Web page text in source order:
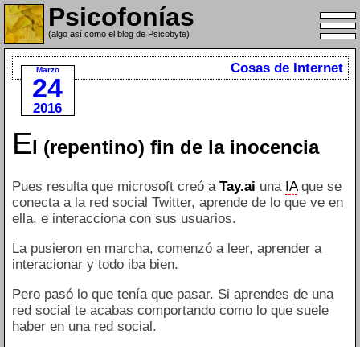
Psicofonías
(algo así como el blog de Psicobyte)
Marzo
24
2016
Cosas de Internet
El (repentino) fin de la inocencia
Pues resulta que microsoft creó a Tay.ai una IAque se
conecta a la red social Twitter, aprende de lo que ve en
ella, e interacciona con sus usuarios.
La pusieron en marcha, comenzó a leer, aprender a
interacionar y todo iba bien.
Pero pasó lo que tenía que pasar. Si aprendes de una
red social te acabas comportando como lo que suele
haber en una red social.